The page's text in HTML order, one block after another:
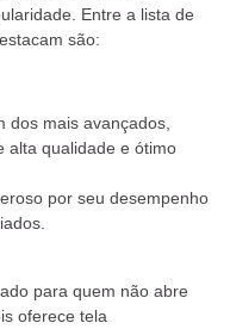
Entre a lista de
são:
dos mais avançados,
alta qualidade e ótimo
por seu desempenho
para quem não abre
oferece tela